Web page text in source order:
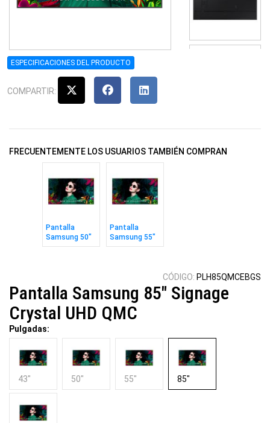
ESPECIFICACIONES DEL PRODUCTO
COMPARTIR:
FRECUENTEMENTE LOS USUARIOS TAMBIÉN COMPRAN
Pantalla
Samsung 50"
Signage
Pantalla
Samsung 55"
Signage
CÓDIGO: PLH85QMCEBGS
Pantalla Samsung 85" Signage
Crystal UHD QMC
Pulgadas:
43" 50" 55" 85"